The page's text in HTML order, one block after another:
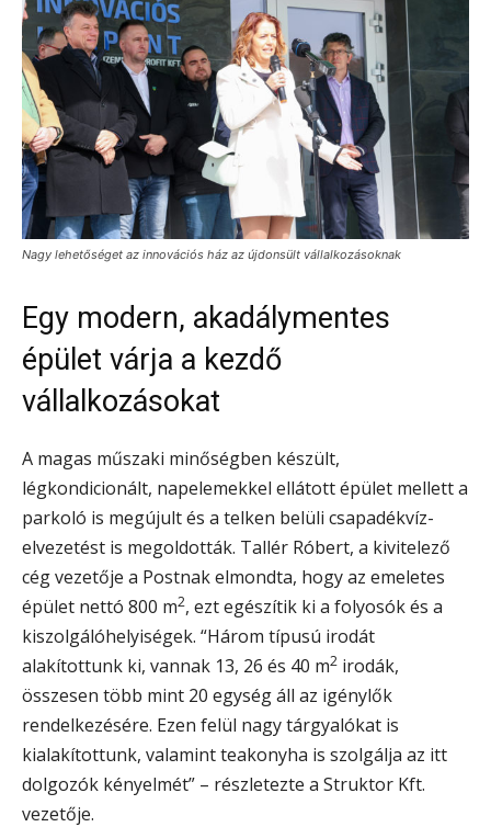
Nagy lehetőséget az innovációs ház az újdonsült vállalkozásoknak
Egy modern, akadálymentes
épület várja a kezdő
vállalkozásokat
A magas műszaki minőségben készült,
légkondicionált, napelemekkel ellátott épület mellett a
parkoló is megújult és a telken belüli csapadékvíz-
elvezetést is megoldották. Tallér Róbert, a kivitelező
cég vezetője a Postnak elmondta, hogy az emeletes
épület nettó 800 m2, ezt egészítik ki a folyosók és a
kiszolgálóhelyiségek. “Három típusú irodát
alakítottunk ki, vannak 13, 26 és 40 m2 irodák,
összesen több mint 20 egység áll az igénylők
rendelkezésére. Ezen felül nagy tárgyalókat is
kialakítottunk, valamint teakonyha is szolgálja az itt
dolgozók kényelmét” – részletezte a Struktor Kft.
vezetője.